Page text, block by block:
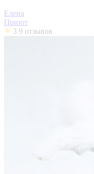
Елена
Приют
3 9 отзывов